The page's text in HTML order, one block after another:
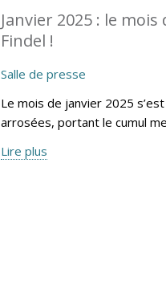
Janvier 2025 : le
Findel !
Salle de presse
Le mois de janvier 2025
arrosées, portant le cumul
Lire plus